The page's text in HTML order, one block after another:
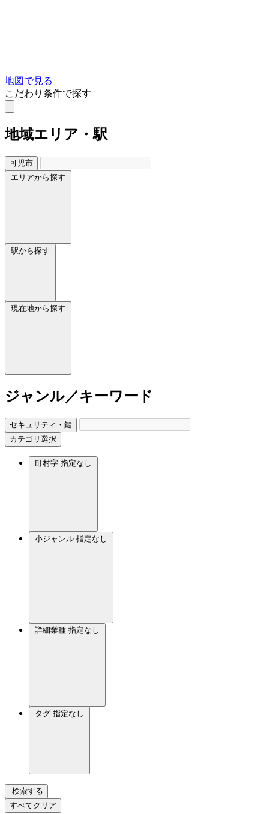
地図で見る
こだわり条件で探す
地域エリア・駅
可児市
エリアから探す
駅から探す
現在地から探す
ジャンル／キーワード
セキュリティ・鍵
カテゴリ選択
町村字 指定なし
小ジャンル 指定なし
詳細業種 指定なし
タグ 指定なし
検索する
すべてクリア